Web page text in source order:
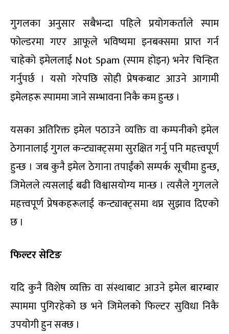
गुगलका अनुसार सबैभन्दा पहिले प्रयोगकर्ताले स्पाम
फोल्डरमा गएर आफूले भविष्यमा इनबक्समा प्राप्त गर्न
चाहेको इमेललाई Not Spam (स्पाम होइन) भनेर चिन्हित
गर्नुपर्छ । यसो गरेपछि सोही प्रेषकबाट आउने आगामी
इमेलहरू स्पाममा जाने सम्भावना निकै कम हुन्छ ।
यसका अतिरिक्त इमेल पठाउने व्यक्ति वा कम्पनीको इमेल
ठेगानालाई गुगल कन्ट्याक्ट्समा सुरक्षित गर्नु पनि महत्त्वपूर्ण
हुन्छ । जब कुनै इमेल ठेगाना तपाईंको सम्पर्क सूचीमा हुन्छ,
जिमेलले त्यसलाई बढी विश्वासयोग्य मान्छ । त्यसैले गुगलले
महत्त्वपूर्ण प्रेषकहरूलाई कन्ट्याक्ट्समा थप्न सुझाव दिएको
छ ।
फिल्टर सेटिङ
यदि कुनै विशेष व्यक्ति वा संस्थाबाट आउने इमेल बारम्बार
स्पाममा पुगिरहेको छ भने जिमेलको फिल्टर सुविधा निकै
उपयोगी हुन सक्छ ।